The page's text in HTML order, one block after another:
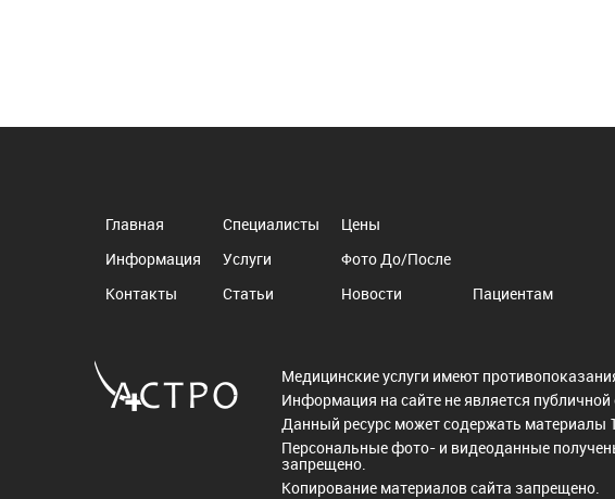
Главная Специалисты
Цены
Информация
Услуги
Фото До/После
Контакты
Статьи Новости Пациентам
Медицинские услуги имеют
Информация на сайте не является
Данный ресурс может содержать материалы
Персональные фото- и видеоданные
запрещено.
Копирование материалов сайта запрещено.